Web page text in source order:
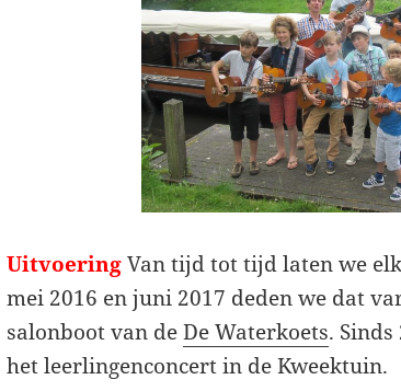
UitvoeringVan tijd tot tijd laten we
mei 2016 en juni 2017 deden we dat
salonboot van deDe Waterkoets.
het leerlingenconcert in de Kweektuin.